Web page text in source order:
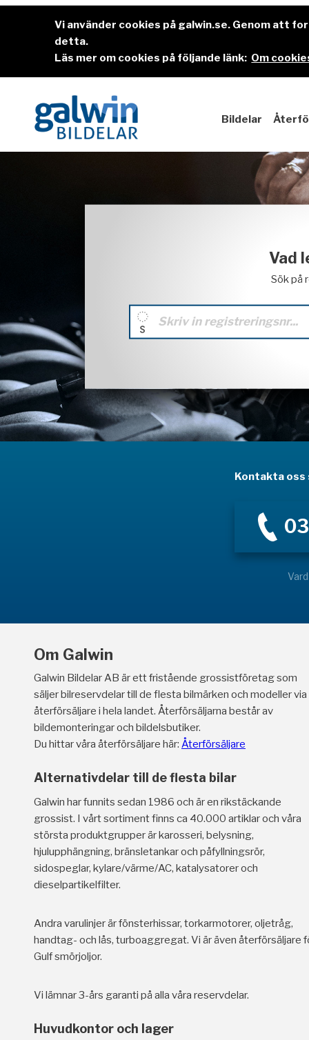
Vi använder cookies på galwin.se. Genom att
detta.
Läs mer om cookies på följande länk: Om
Bildelar
Vad
Sök på
Kontakta oss
Om Galwin
Galwin Bildelar AB är ett fristående grossistföretag som
säljer bilreservdelar till de flesta bilmärken och modeller via
återförsäljare i hela landet. Återförsäljarna består av
bildemonteringar och bildelsbutiker.
Du hittar våra återförsäljare här: Återförsäljare
Alternativdelar till de flesta bilar
Galwin har funnits sedan 1986 och är en rikstäckande
grossist. I vårt sortiment finns ca 40.000 artiklar och våra
största produktgrupper är karosseri, belysning,
hjulupphängning, bränsletankar och påfyllningsrör,
sidospeglar, kylare/värme/AC, katalysatorer och
dieselpartikelfilter.
Andra varulinjer är fönsterhissar, torkarmotorer, oljetråg,
handtag- och lås, turboaggregat. Vi är även återförsäljare
Gulf smörjoljor.
Vi lämnar 3-års garanti på alla våra reservdelar.
Huvudkontor och lager